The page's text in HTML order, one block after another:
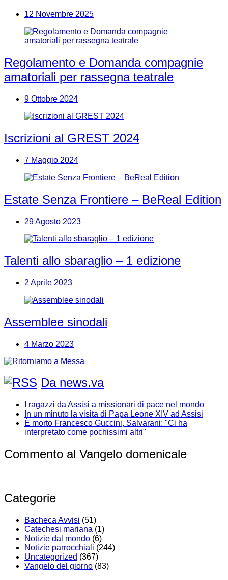
12 Novembre 2025
Regolamento e Domanda compagnie
amatoriali per rassegna teatrale
9 Ottobre 2024
Iscrizioni al GREST 2024
7 Maggio 2024
Estate Senza Frontiere – BeReal Edition
29 Agosto 2023
Talenti allo sbaraglio – 1 edizione
2 Aprile 2023
Assemblee sinodali
4 Marzo 2023
Da news.va
I ragazzi da Assisi a missionari di pace nel mondo
In un minuto la visita di Papa Leone XIV ad Assisi
È morto Francesco Guccini, Salvarani: "Ci ha
interpretato come pochissimi altri"
Commento al Vangelo domenicale
Categorie
Bacheca Avvisi (51)
Catechesi mariana (1)
Notizie dal mondo (6)
Notizie parrocchiali (244)
Uncategorized (367)
Vangelo del giorno (83)